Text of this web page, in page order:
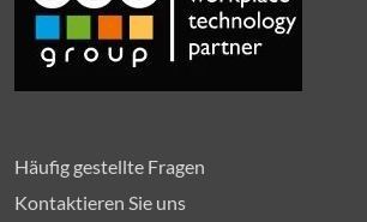
Häufig gestellte Fragen
Kontaktieren Sie uns